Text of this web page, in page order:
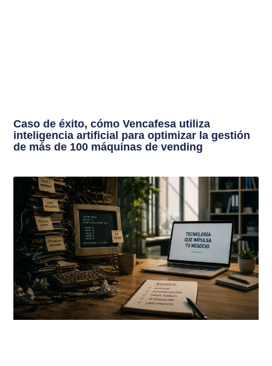
Caso de éxito, cómo Vencafesa utiliza
inteligencia artificial para optimizar la gestión
de más de 100 máquinas de vending